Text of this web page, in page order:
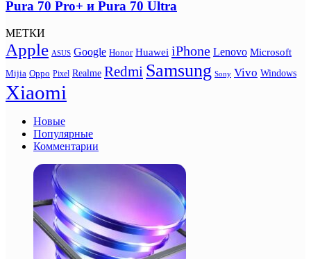
Pura 70 Pro+ и Pura 70 Ultra
МЕТКИ
Apple ASUS Google Honor Huawei iPhone Lenovo Microsoft
Mijia Oppo Pixel Realme Redmi Samsung Sony Vivo Windows
Xiaomi
Новые
Популярные
Комментарии